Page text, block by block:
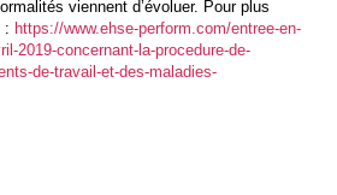
viennent d’évoluer. Pour plus
: https://www.ehse-perform.com/entree-en-
2019-concernant-la-procedure-de-
de-travail-et-des-maladies-